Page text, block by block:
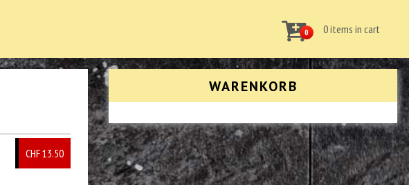
0 0 items in cart
CHF 13.50
WARENKORB